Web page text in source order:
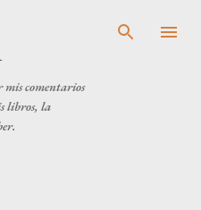
mis comentarios
libros, la